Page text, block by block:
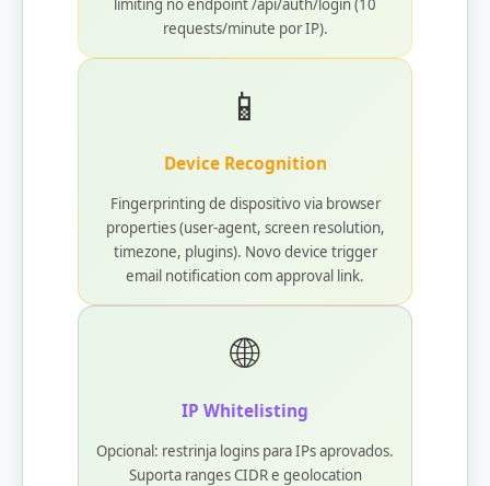
limiting no endpoint /api/auth/login (10
requests/minute por IP).
📱
Device Recognition
Fingerprinting de dispositivo via browser
properties (user-agent, screen resolution,
timezone, plugins). Novo device trigger
email notification com approval link.
🌐
IP Whitelisting
Opcional: restrinja logins para IPs aprovados.
Suporta ranges CIDR e geolocation